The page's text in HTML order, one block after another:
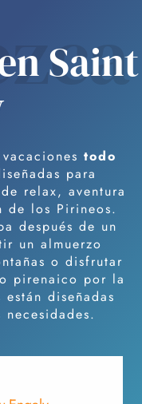
Saint
todo
para
relax, aventura
de los Pirineos.
después de un
un almuerzo
o disfrutar
pirenaico por la
diseñadas